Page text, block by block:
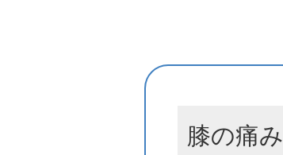
膝の痛み